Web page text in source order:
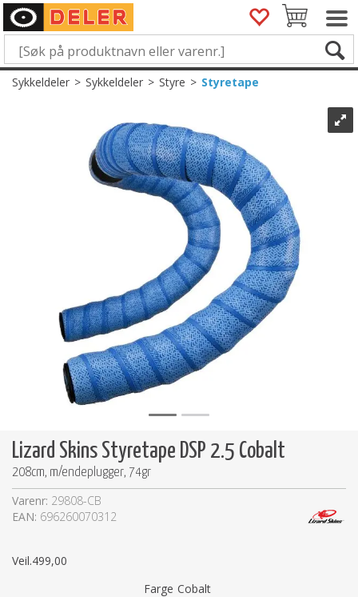
Sykkeldeler>Sykkeldeler>Styre>Styretape
Lizard Skins Styretape DSP 2.5 Cobalt
208cm, m/endeplugger, 74gr
Varenr: 29808-CB
EAN: 696260070312
Veil.499,00
Farge Cobalt